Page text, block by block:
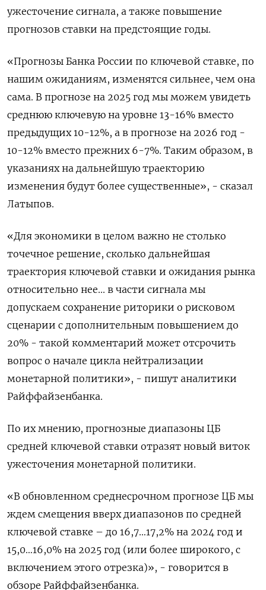
ужесточение сигнала, а также повышение
прогнозов ставки на предстоящие годы.
«Прогнозы Банка России по ключевой ставке, по
нашим ожиданиям, изменятся сильнее, чем она
сама. В прогнозе на 2025 год мы можем увидеть
среднюю ключевую на уровне 13-16% вместо
предыдущих 10-12%, а в прогнозе на 2026 год -
10-12% вместо прежних 6-7%. Таким образом, в
указаниях на дальнейшую траекторию
изменения будут более существенные», - сказал
Латыпов.
«Для экономики в целом важно не столько
точечное решение, сколько дальнейшая
траектория ключевой ставки и ожидания рынка
относительно нее... в части сигнала мы
допускаем сохранение риторики о рисковом
сценарии с дополнительным повышением до
20% - такой комментарий может отсрочить
вопрос о начале цикла нейтрализации
монетарной политики», - пишут аналитики
Райффайзенбанка.
По их мнению, прогнозные диапазоны ЦБ
средней ключевой ставки отразят новый виток
ужесточения монетарной политики.
«В обновленном среднесрочном прогнозе ЦБ мы
ждем смещения вверх диапазонов по средней
ключевой ставке – до 16,7…17,2% на 2024 год и
15,0…16,0% на 2025 год (или более широкого, с
включением этого отрезка)», - говорится в
обзоре Райффайзенбанка.